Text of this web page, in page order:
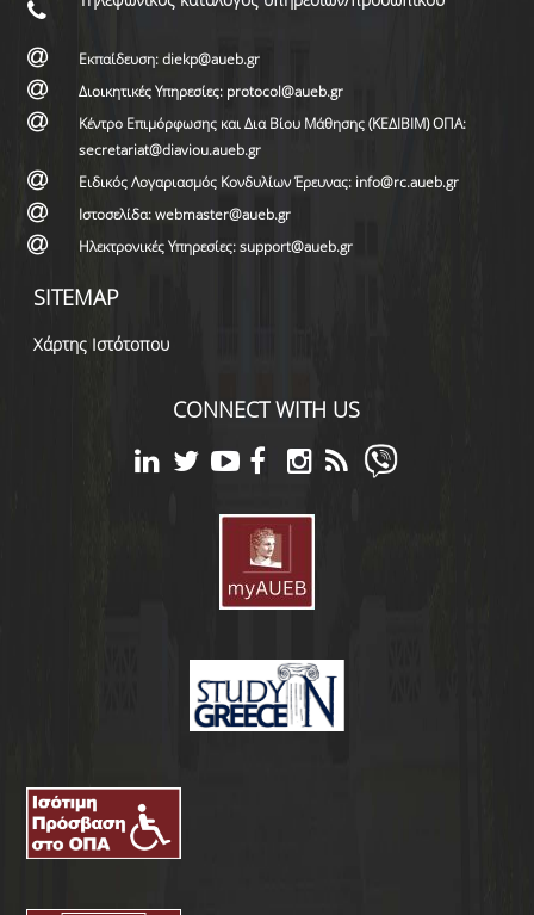
Εκπαίδευση: diekp@aueb.gr
Διοικητικές Υπηρεσίες: protocol@aueb.gr
Κέντρο Επιμόρφωσης και Δια Βίου Μάθησης (ΚΕΔΙΒΙΜ) ΟΠΑ:
secretariat@diaviou.aueb.gr
Ειδικός Λογαριασμός Κονδυλίων Έρευνας: info@rc.aueb.gr
Ιστοσελίδα: webmaster@aueb.gr
Ηλεκτρονικές Υπηρεσίες: support@aueb.gr
SITEMAP
Χάρτης Ιστότοπου
CONNECT WITH US